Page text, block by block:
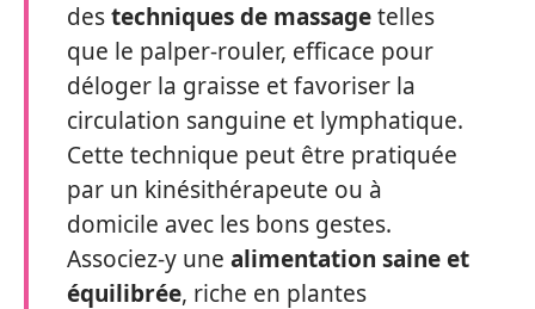
destechniques de massagetelles
que le palper-rouler, efficace pour
déloger la graisse et favoriser la
circulation sanguine et lymphatique.
Cette technique peut être pratiquée
par un kinésithérapeute ou à
domicile avec les bons gestes.
Associez-y une alimentation saine et
équilibrée, riche en plantes